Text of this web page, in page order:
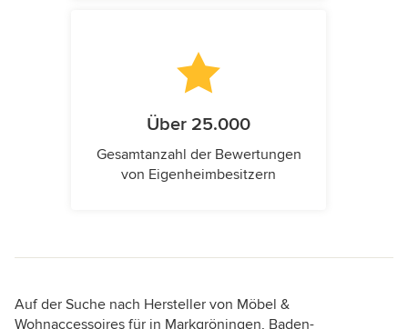
Über 25.000
Gesamtanzahl der Bewertungen
von Eigenheimbesitzern
Auf der Suche nach Hersteller von Möbel &
Wohnaccessoires für in Markgröningen, Baden-